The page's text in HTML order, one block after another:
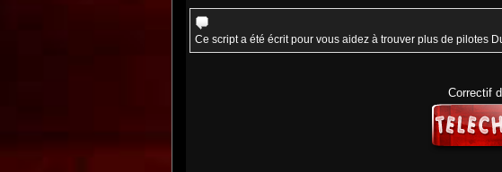
Ce script a été écrit pour vous aidez à trouver plus de pilotes
Correctif